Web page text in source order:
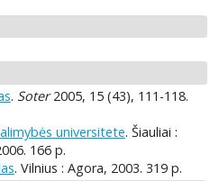
. Soter2005, 15 (43), 111-118.
universitete. Šiauliai :
166 p.
. Vilnius : Agora, 2003. 319 p.